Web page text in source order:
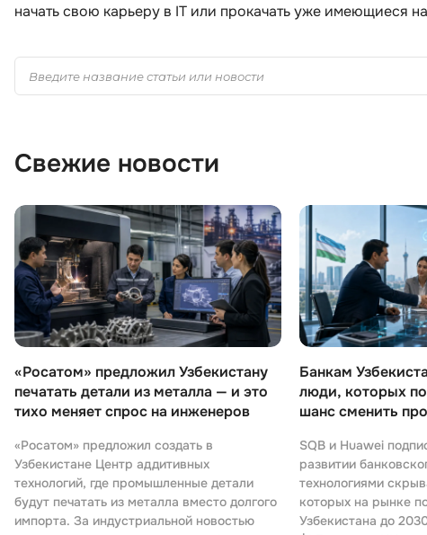
начать свою карьеру в IT или прокачать уже имеющиеся
Свежие новости
«Росатом» предложил Узбекистану
печатать детали из металла — и это
тихо меняет спрос на инженеров
«Росатом» предложил создать в
Узбекистане Центр аддитивных
технологий, где промышленные детали
будут печатать из металла вместо долгого
импорта. За индустриальной новостью
Банкам
люди, которых
шанс сменить
SQB и Huawei
развитии
технологиями
которых на рынке
Узбекистана до
Менеджмент
ДПО
Детям